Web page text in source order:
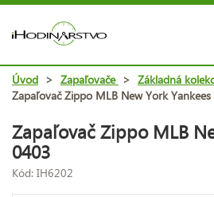
Úvod > Zapaľovače > Základná
Zapaľovač Zippo MLB New York
Zapaľovač Zippo MLB
0403
Kód: IH6202